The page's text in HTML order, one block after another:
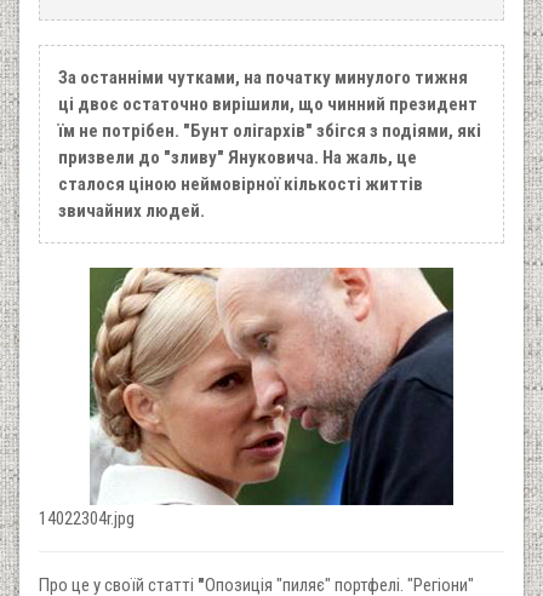
За останніми чутками, на початку минулого тижня
ці двоє остаточно вирішили, що чинний президент
їм не потрібен. "Бунт олігархів" збігся з подіями, які
призвели до "зливу" Януковича. На жаль, це
сталося ціною неймовірної кількості життів
звичайних людей.
14022304r.jpg
Про це у своїй статті "Опозиція "пиляє" портфелі. "Регіони"